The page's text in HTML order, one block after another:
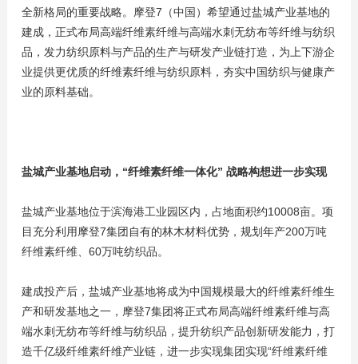
全新格局的重要战略。摩登7（中国）希望通过盐城产业基地的
建成，正式布局高端纤维素纤维与高端水刺无纺布等纤维与纺织
品，发力纺织原料与产品的生产与研发产业链打造，为上下游企
业提供更优质的纤维素纤维与纺织原料，夯实中国纺织与健康产
业的原料基础。
盐城产业基地启动，“纤维素纤维一体化” 战略构想进一步实现
盐城产业基地位于滨海港工业园区内，占地面积约10008亩。项
目充分利用摩登7集团自有的林木材料优势，规划年产200万吨
纤维素纤维、60万吨纺织品。
建成投产后，盐城产业基地将成为中国规模最大的纤维素纤维生
产和研发基地之一，摩登7集团将正式布局高端纤维素纤维与高
端水刺无纺布等纤维与纺织品，提升纺织产品创新研发能力，打
造千亿级纤维素纤维产业链，进一步实现集团实现“纤维素纤维